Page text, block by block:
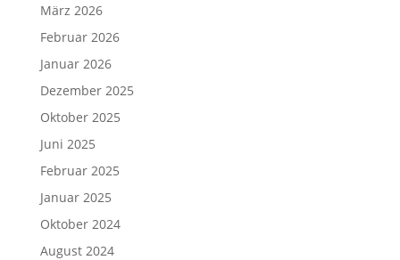
März 2026
Februar 2026
Januar 2026
Dezember 2025
Oktober 2025
Juni 2025
Februar 2025
Januar 2025
Oktober 2024
August 2024